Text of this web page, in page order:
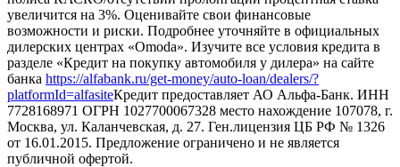
увеличится на 3%. Оценивайте свои финансовые
возможности и риски. Подробнее уточняйте в официальных
дилерских центрах «Omoda». Изучите все условия кредита в
разделе «Кредит на покупку автомобиля у дилера» на сайте
банка https://alfabank.ru/get-money/auto-loan/dealers/?
platformId=alfasiteКредит предоставляет АО Альфа-Банк. ИНН
7728168971 ОГРН 1027700067328 место нахождение 107078, г.
Москва, ул. Каланчевская, д. 27. Ген.лицензия ЦБ РФ № 1326
от 16.01.2015. Предложение ограничено и не является
публичной офертой.